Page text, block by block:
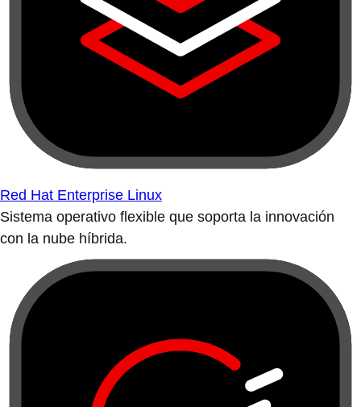
Red Hat Enterprise Linux
Sistema operativo flexible que soporta la innovación
con la nube híbrida.